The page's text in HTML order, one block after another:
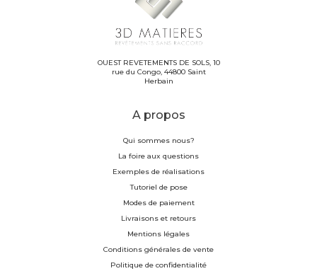
OUEST REVETEMENTS DE SOLS, 10
rue du Congo, 44800 Saint
Herbain
A propos
Qui sommes nous?
La foire aux questions
Exemples de réalisations
Tutoriel de pose
Modes de paiement
Livraisons et retours
Mentions légales
Conditions générales de vente
Politique de confidentialité